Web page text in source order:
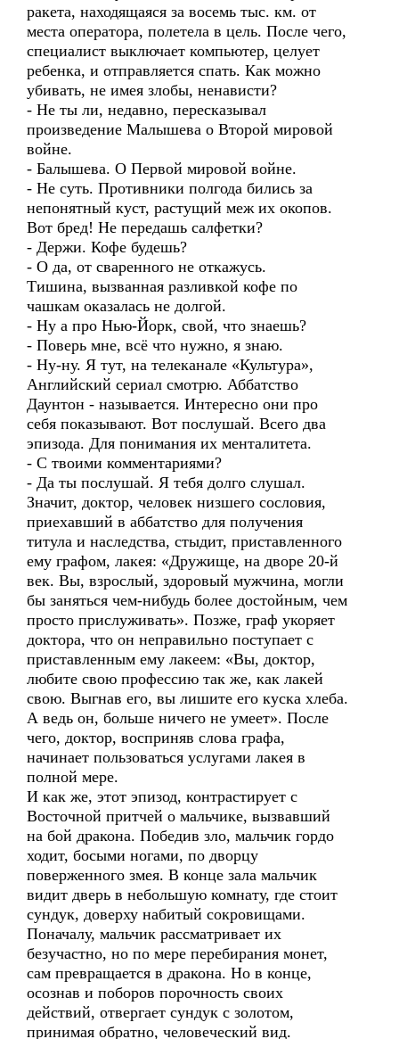
ракета, находящаяся за восемь тыс. км. от
места оператора, полетела в цель. После чего,
специалист выключает компьютер, целует
ребенка, и отправляется спать. Как можно
убивать, не имея злобы, ненависти?
- Не ты ли, недавно, пересказывал
произведение Малышева о Второй мировой
войне.
- Балышева. О Первой мировой войне.
- Не суть. Противники полгода бились за
непонятный куст, растущий меж их окопов.
Вот бред! Не передашь салфетки?
- Держи. Кофе будешь?
- О да, от сваренного не откажусь.
Тишина, вызванная разливкой кофе по
чашкам оказалась не долгой.
- Ну а про Нью-Йорк, свой, что знаешь?
- Поверь мне, всё что нужно, я знаю.
- Ну-ну. Я тут, на телеканале «Культура»,
Английский сериал смотрю. Аббатство
Даунтон - называется. Интересно они про
себя показывают. Вот послушай. Всего два
эпизода. Для понимания их менталитета.
- С твоими комментариями?
- Да ты послушай. Я тебя долго слушал.
Значит, доктор, человек низшего сословия,
приехавший в аббатство для получения
титула и наследства, стыдит, приставленного
ему графом, лакея: «Дружище, на дворе 20-й
век. Вы, взрослый, здоровый мужчина, могли
бы заняться чем-нибудь более достойным, чем
просто прислуживать». Позже, граф укоряет
доктора, что он неправильно поступает с
приставленным ему лакеем: «Вы, доктор,
любите свою профессию так же, как лакей
свою. Выгнав его, вы лишите его куска хлеба.
А ведь он, больше ничего не умеет». После
чего, доктор, восприняв слова графа,
начинает пользоваться услугами лакея в
полной мере.
И как же, этот эпизод, контрастирует с
Восточной притчей о мальчике, вызвавший
на бой дракона. Победив зло, мальчик гордо
ходит, босыми ногами, по дворцу
поверженного змея. В конце зала мальчик
видит дверь в небольшую комнату, где стоит
сундук, доверху набитый сокровищами.
Поначалу, мальчик рассматривает их
безучастно, но по мере перебирания монет,
сам превращается в дракона. Но в конце,
осознав и поборов порочность своих
действий, отвергает сундук с золотом,
принимая обратно, человеческий вид.